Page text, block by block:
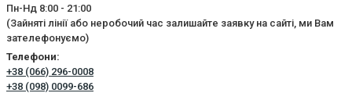
Пн-Нд 8:00 - 21:00
(Зайняті лінії або неробочий час залишайте заявку на сайті, ми Вам
зателефонуємо)
Телефони:
+38 (066) 296-0008
+38 (098) 0099-686